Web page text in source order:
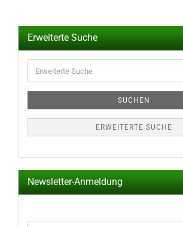
Erweiterte Suche
Suche
SUCHEN
ERWEITERTE SUCHE
Newsletter-Anmeldung